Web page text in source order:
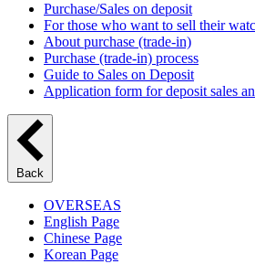
Purchase/Sales on deposit
For those who want to sell their
About purchase (trade-in)
Purchase (trade-in) process
Guide to Sales on Deposit
Application form for deposit sales
Back
OVERSEAS
English Page
Chinese Page
Korean Page